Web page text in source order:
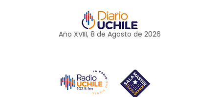
Año XVIII, 8 de Agosto de 2026